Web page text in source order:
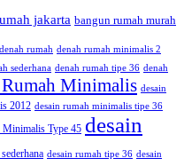
jakarta bangun rumah murah
denah rumah denah rumah minimalis 2
sederhana denah rumah tipe 36 denah
Minimalis desain
2012 desain rumah minimalis tipe 36
Minimalis Type 45 desain
desain rumah tipe 36 desain